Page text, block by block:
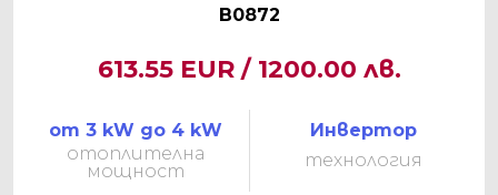
B0872
613.55 EUR / 1200.00 лв.
от 3 kW до 4 kW
отоплителна
мощност
Инвертор
технология